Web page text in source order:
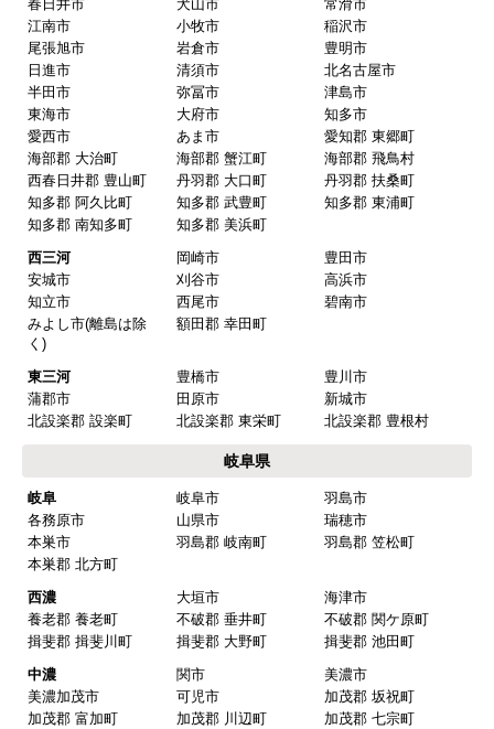
春日井市
犬山市
常滑市
江南市
小牧市
稲沢市
尾張旭市
岩倉市
豊明市
日進市
清須市
北名古屋市
半田市
弥冨市
津島市
東海市
大府市
知多市
愛西市
あま市
愛知郡 東郷町
海部郡 大治町
海部郡 蟹江町
海部郡 飛鳥村
西春日井郡 豊山町
丹羽郡 大口町
丹羽郡 扶桑町
知多郡 阿久比町
知多郡 武豊町
知多郡 東浦町
知多郡 南知多町
知多郡 美浜町
西三河
岡崎市
豊田市
安城市
刈谷市
高浜市
知立市
西尾市
碧南市
みよし市(離島は除
く)
額田郡 幸田町
東三河 豊橋市
豊川市
蒲郡市
田原市
新城市
北設楽郡 設楽町
北設楽郡 東栄町 北設楽郡 豊根村
岐阜県
岐阜 岐阜市
羽島市
各務原市
山県市
瑞穂市
本巣市
羽島郡 岐南町
羽島郡 笠松町
本巣郡 北方町
西濃
大垣市
海津市
養老郡 養老町
不破郡 垂井町
不破郡 関ケ原町
揖斐郡 揖斐川町
揖斐郡 大野町
揖斐郡 池田町
中濃
関市
美濃市
美濃加茂市
可児市
加茂郡 坂祝町
加茂郡 富加町
加茂郡 川辺町
加茂郡 七宗町